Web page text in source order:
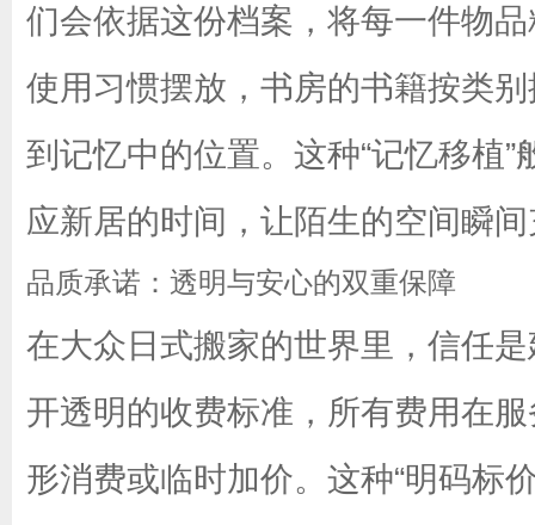
们会依据这份档案，将每一件物
使用习惯摆放，书房的书籍按类
到记忆中的位置。这种“记忆移植
应新居的时间，让陌生的空间瞬
品质承诺：透明与安心的双重保障
在大众日式搬家的世界里，信任
开透明的收费标准，所有费用在
形消费或临时加价。这种“明码标